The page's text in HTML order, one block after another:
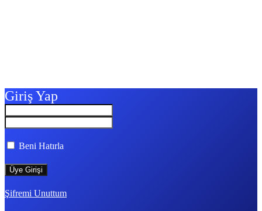
Giriş Yap
Beni Hatırla
Şifremi Unuttum